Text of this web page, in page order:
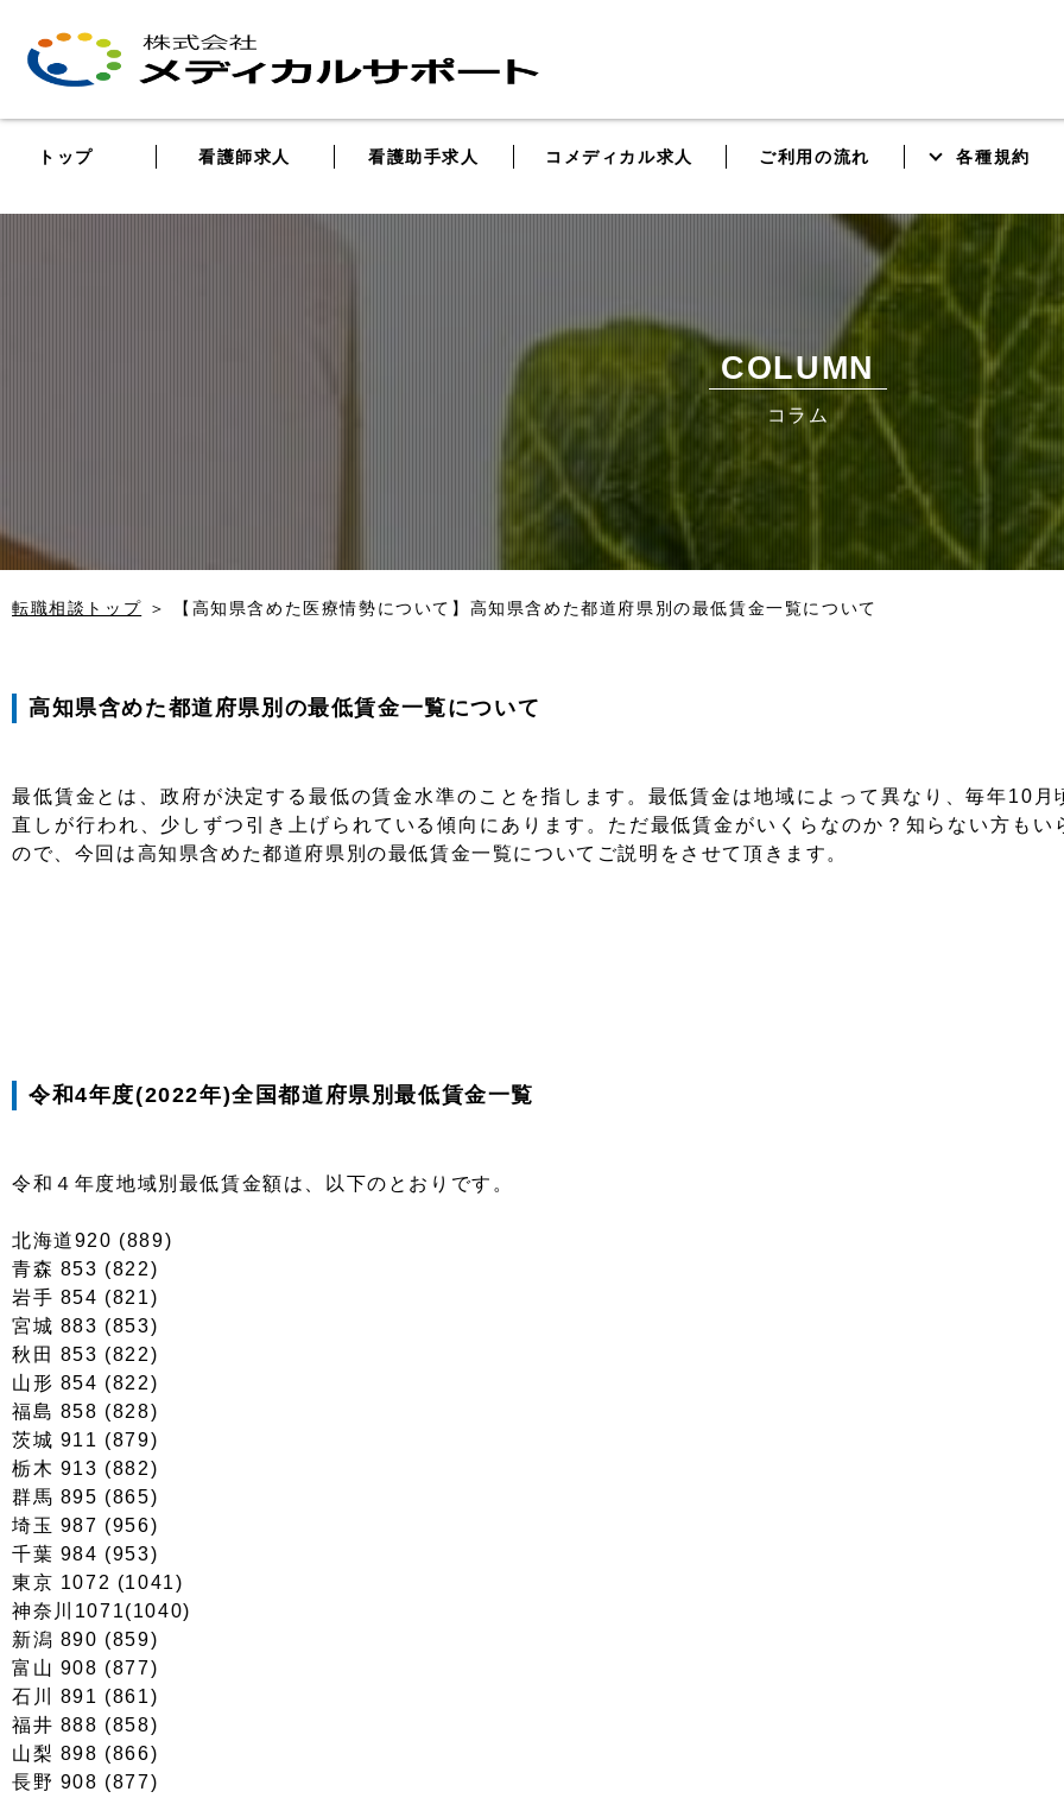
トップ 看護師求人 看護助手求人 コメディカル求人 ご利用の流れ 各種規約
COLUMN
コラム
転職相談トップ ＞ 【高知県含めた医療情勢について】高知県含めた都道府県別の最低賃金一覧について
高知県含めた都道府県別の最低賃金一覧について
最低賃金とは、政府が決定する最低の賃金水準のことを指します。最低賃金は地域によって異なり、毎年10月
直しが行われ、少しずつ引き上げられている傾向にあります。ただ最低賃金がいくらなのか？知らない方もい
ので、今回は高知県含めた都道府県別の最低賃金一覧についてご説明をさせて頂きます。
令和4年度(2022年)全国都道府県別最低賃金一覧
令和４年度地域別最低賃金額は、以下のとおりです。
北海道920 (889)
青森 853 (822)
岩手 854 (821)
宮城 883 (853)
秋田 853 (822)
山形 854 (822)
福島 858 (828)
茨城 911 (879)
栃木 913 (882)
群馬 895 (865)
埼玉 987 (956)
千葉 984 (953)
東京 1072 (1041)
神奈川1071(1040)
新潟 890 (859)
富山 908 (877)
石川 891 (861)
福井 888 (858)
山梨 898 (866)
長野 908 (877)